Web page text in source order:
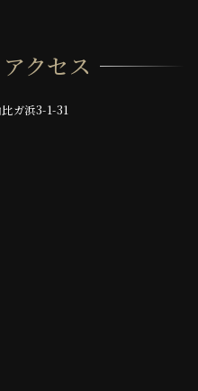
クセス
ガ浜3-1-31